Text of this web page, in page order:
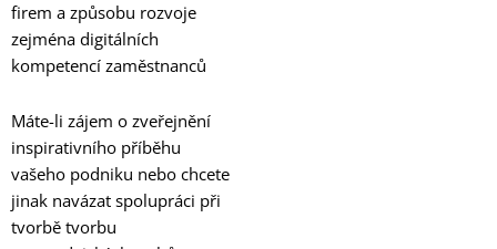
firem a způsobu rozvoje
zejména digitálních
kompetencí zaměstnanců
Máte-li zájem o zveřejnění
inspirativního příběhu
vašeho podniku nebo chcete
jinak navázat spolupráci při
tvorbě tvorbu